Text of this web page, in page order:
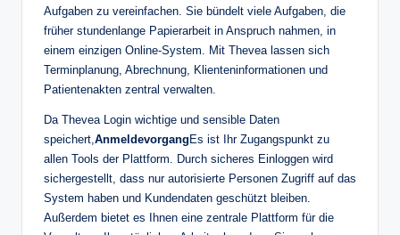
Aufgaben zu vereinfachen. Sie bündelt viele Aufgaben, die
früher stundenlange Papierarbeit in Anspruch nahmen, in
einem einzigen Online-System. Mit Thevea lassen sich
Terminplanung, Abrechnung, Klienteninformationen und
Patientenakten zentral verwalten.
Da Thevea Login wichtige und sensible Daten
speichert,Anmeldevorgang Es ist Ihr Zugangspunkt zu
allen Tools der Plattform. Durch sicheres Einloggen wird
sichergestellt, dass nur autorisierte Personen Zugriff auf das
System haben und Kundendaten geschützt bleiben.
Außerdem bietet es Ihnen eine zentrale Plattform für die